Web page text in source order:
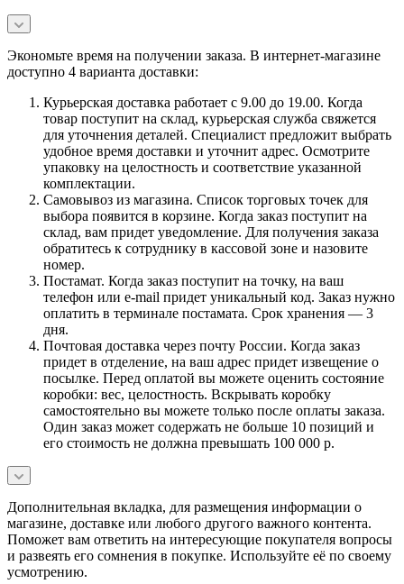
Экономьте время на получении заказа. В интернет-магазине
доступно 4 варианта доставки:
Курьерская доставка работает с 9.00 до 19.00. Когда
товар поступит на склад, курьерская служба свяжется
для уточнения деталей. Специалист предложит выбрать
удобное время доставки и уточнит адрес. Осмотрите
упаковку на целостность и соответствие указанной
комплектации.
Самовывоз из магазина. Список торговых точек для
выбора появится в корзине. Когда заказ поступит на
склад, вам придет уведомление. Для получения заказа
обратитесь к сотруднику в кассовой зоне и назовите
номер.
Постамат. Когда заказ поступит на точку, на ваш
телефон или e-mail придет уникальный код. Заказ нужно
оплатить в терминале постамата. Срок хранения — 3
дня.
Почтовая доставка через почту России. Когда заказ
придет в отделение, на ваш адрес придет извещение о
посылке. Перед оплатой вы можете оценить состояние
коробки: вес, целостность. Вскрывать коробку
самостоятельно вы можете только после оплаты заказа.
Один заказ может содержать не больше 10 позиций и
его стоимость не должна превышать 100 000 р.
Дополнительная вкладка, для размещения информации о
магазине, доставке или любого другого важного контента.
Поможет вам ответить на интересующие покупателя вопросы
и развеять его сомнения в покупке. Используйте её по своему
усмотрению.